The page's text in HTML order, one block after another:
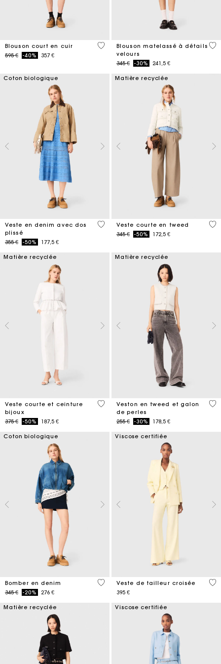
Blouson court en cuir
Price reduced from
595 €to-40% 357 €
3,7 out of 5 Customer Rating
Blouson matelassé à détails
velours
Price reduced from
345 €to-30% 241,5 €
4
Coton biologique
Veste en denim avec dos
plissé
Price reduced from
355 €to-50% 177,5 €
5 out of 5 Customer Rating
Matière recyclée
Veste courte en tweed
Price reduced from
345 €to-50% 172,5 €
3,4
Matière recyclée
Veste courte et ceinture
bijoux
Price reduced from
375 €to-50% 187,5 €
5 out of 5 Customer Rating
Matière recyclée
Veston en tweed et galon
de perles
Price reduced from
255 €to-30% 178,5 €
5
Coton biologique
Bomber en denim
Price reduced from
345 €to-20% 276 €
5 out of 5 Customer Rating
Viscose certifiée
Veste de tailleur croisée
395 €
3,6
Matière recyclée Viscose certifiée